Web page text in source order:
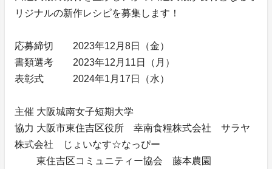
リジナルの新作レシピを募集します！
応募締切 2023年12月8日（金）
書類選考 2023年12月11日（月）
表彰式 2024年1月17日（水）
主催 ⼤阪城南⼥⼦短期⼤学
協⼒ ⼤阪市東住吉区役所 幸南食糧株式会社 サラヤ
株式会社 じょいなす☆なっぴー
東住吉区コミュニティー協会 藤本農園